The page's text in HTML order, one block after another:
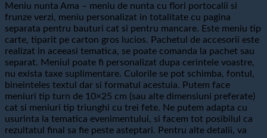
Meniu nunta Ama – meniu de nunta cu flori portocalii si
frunze verzi, meniu personalizat in totalitate cu pagina
separata pentru bauturi cat si pentru mancare. Este meniu tip
carte, tiparit pe carton gros lucios. Pachetul de accesorii este
realizat in aceeasi tematica, se poate comanda la pachet sau
separat. Meniul poate fi personalizat dupa cerintele voastre,
nu exista taxe suplimentare. Culorile se pot schimba, fontul,
bineinteles textul dar si formatul acestuia. Putem face
meniuri tip turn de 10×25 cm (sau alte dimensiuni preferate)
cat si meniuri tip triunghi cu trei fete. Ne putem adapta cu
usurinta la tematica evenimentului, si facem tot posibilul ca
rezultatul final sa fie peste asteptari. Pentru alte detalii, va